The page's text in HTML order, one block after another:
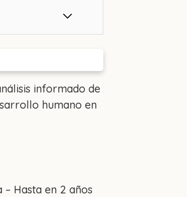
informado de
humano en
Hasta en 2 años